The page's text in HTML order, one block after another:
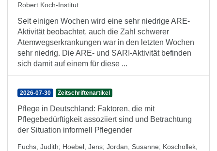
Robert Koch-Institut
Seit einigen Wochen wird eine sehr niedrige ARE-
Aktivität beobachtet, auch die Zahl schwerer
Atemwegserkrankungen war in den letzten Wochen
sehr niedrig. Die ARE- und SARI-Aktivität befinden
sich damit auf einem für diese ...
2026-07-30 Zeitschriftenartikel
Pflege in Deutschland: Faktoren, die mit
Pflegebedürftigkeit assoziiert sind und Betrachtung
der Situation informell Pflegender
Fuchs, Judith; Hoebel, Jens; Jordan, Susanne; Koschollek,